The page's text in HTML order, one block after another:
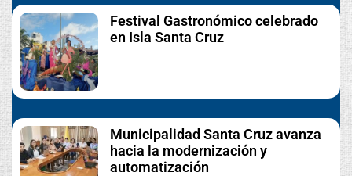
Festival Gastronómico celebrado
en Isla Santa Cruz
Municipalidad Santa Cruz avanza
hacia la modernización y
automatización